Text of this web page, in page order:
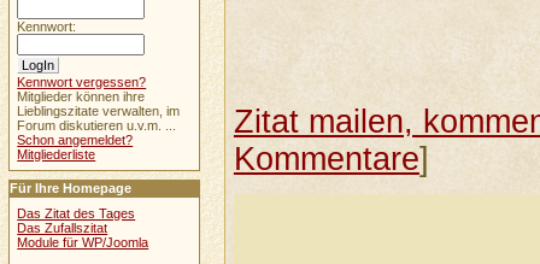
Zitat mailen,
Kommentare]
Kennwort:
Kennwort vergessen?
Mitglieder können ihre
Lieblingszitate verwalten, im
Forum diskutieren u.v.m. ...
Schon angemeldet?
Mitgliederliste
Für Ihre Homepage
Das Zitat des Tages
Das Zufallszitat
Module für WP/Joomla